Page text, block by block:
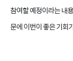
참여할 예정이라는 내
문에 이번이 좋은 기회